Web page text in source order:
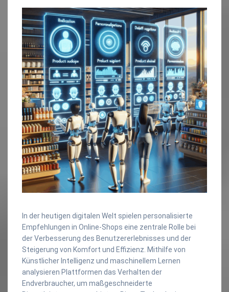
In der heutigen digitalen Welt spielen personalisierte
Empfehlungen in Online-Shops eine zentrale Rolle bei
der Verbesserung des Benutzererlebnisses und der
Steigerung von Komfort und Effizienz. Mithilfe von
Künstlicher Intelligenz und maschinellem Lernen
analysieren Plattformen das Verhalten der
Endverbraucher, um maßgeschneiderte